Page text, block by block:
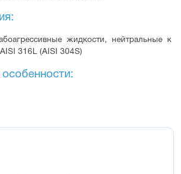
жидкости, нейтральные к
316L (AISI 304S)